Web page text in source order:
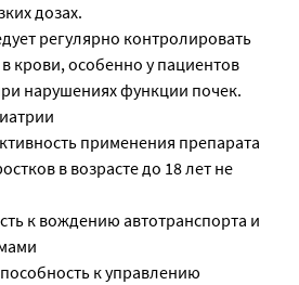
дозах.
регулярно контролировать
крови, особенно у пациентов
нарушениях функции почек.
применения препарата
в возрасте до 18 лет не
к вождению автотранспорта и
к управлению